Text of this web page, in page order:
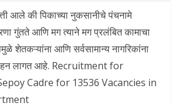
आले की पिकाच्या नुकसानीचे पंचनामे
गुंतते आणि मग त्याने मग प्रलंबित कामाचा
शेतकऱ्यांना आणि सर्वसामान्य नागरिकांना
लागत आहे. Recruitment for
Cadre for 13536 Vacancies in